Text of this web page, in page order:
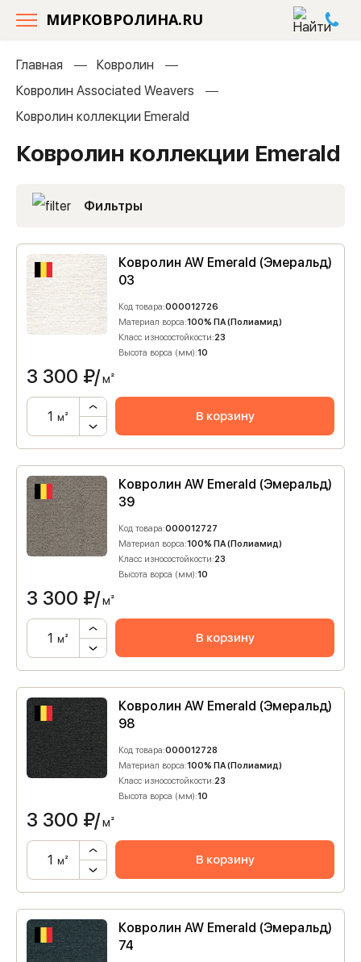
МИРКОВРОЛИНА.RU
Главная
Ковролин
Ковролин Associated Weavers
Ковролин коллекции Emerald
Ковролин коллекции Emerald
Фильтры
Ковролин AW Emerald (Эмеральд)
03
Код товара:000012726
Материал ворса:100% ПА (Полиамид)
Класс износостойкости:23
Высота ворса (мм):10
3 300 ₽/м²
м² В корзину
Ковролин AW Emerald (Эмеральд)
39
Код товара:000012727
Материал ворса:100% ПА (Полиамид)
Класс износостойкости:23
Высота ворса (мм):10
3 300 ₽/м²
м² В корзину
Ковролин AW Emerald (Эмеральд)
98
Код товара:000012728
Материал ворса:100% ПА (Полиамид)
Класс износостойкости:23
Высота ворса (мм):10
3 300 ₽/м²
м² В корзину
Ковролин AW Emerald (Эмеральд)
74